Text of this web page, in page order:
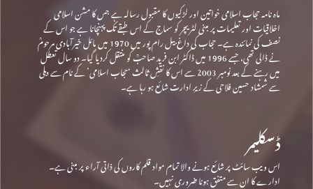
ماہ نامہ حجاب اسلامی خواتین اور لڑکیوں کا مقبول رسالہ ہے جس کا مشن اسلامی
اخلاقیات اور تعلیمات پر مبنی لٹریچر کو سماج کے اس طبقے تک پہنچانا ہے جو اس کے
نصف کی نمائندہ ہے۔ حجاب کی داغ بیل رام پور میں 1970 میں مائل خیرآبادی مرحومؒ
نے ڈالی تھی، جسے 1996 میں ڈاکٹر ابن فرید صاحبؒ کو منتقل کردیا گیا۔ دو سال تعطل
میں رہنے کے بعد نومبر 2003 سے اس کا نقشِ ثالث ‘حجاب اسلامی’ کے نام سے دہلی
سے شمشاد حسین فلاحی کے زیرِ ادارت شائع ہو رہا ہے۔
ڈسکلیمر
اس ویب سائٹ پر شائع ہونے والا تمام مواد قلم کاروں کی ذاتی آراء پر مبنی ہے۔
ادارے کا ان سے متفق ہونا ضروری نہیں۔